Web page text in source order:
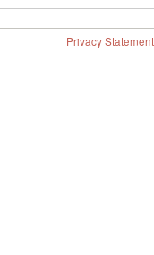
Privacy Statement